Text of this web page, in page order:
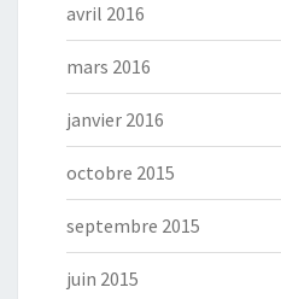
avril 2016
mars 2016
janvier 2016
octobre 2015
septembre 2015
juin 2015